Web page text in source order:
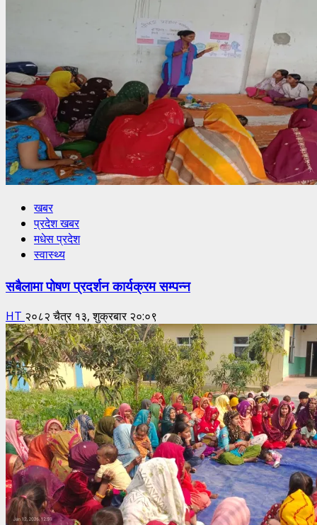
खबर
प्रदेश खबर
मधेस प्रदेश
स्वास्थ्य
सबैलामा पोषण प्रदर्शन कार्यक्रम सम्पन्न
HT २०८२ चैत्र १३, शुक्रबार २०:०९